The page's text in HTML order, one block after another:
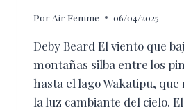
Por Air Femme 06/04/2025
Deby Beard El viento que
montañas silba entre los
hasta el lago Wakatipu,
la luz cambiante del cielo.